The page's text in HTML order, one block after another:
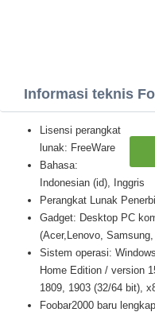
Informasi teknis
Lisensi perangkat
lunak: FreeWare
Bahasa:
Indonesian (id), Inggris
Perangkat Lunak
Gadget: Desktop PC
(Acer,Lenovo,
Sistem operasi:
Home Edition / version
1809, 1903 (32/64 bit),
Foobar2000 baru